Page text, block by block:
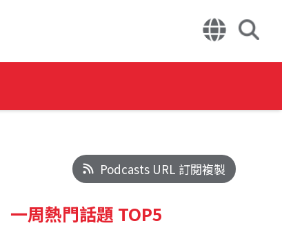
Podcasts URL 訂閱複製
一周熱門話題 TOP5